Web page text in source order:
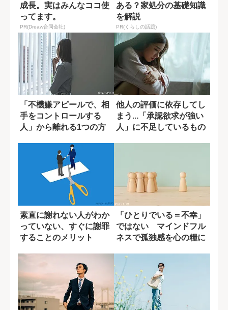
成長。実はみんなココ使
ってます。
PR(Dreaw合同会社)
ある？家処分の基礎知識
を解説
PR(くらしの話題)
「不機嫌アピールで、相
手をコントロールする
人」から離れる1つの方
他人の評価に依存してし
まう...「承認欲求が強い
人」に不足しているもの
素直に謝れない人がわか
っていない、すぐに謝罪
することのメリット
「ひとりでいる＝不幸」
ではない マインドフル
ネスで孤独感を心の糧に